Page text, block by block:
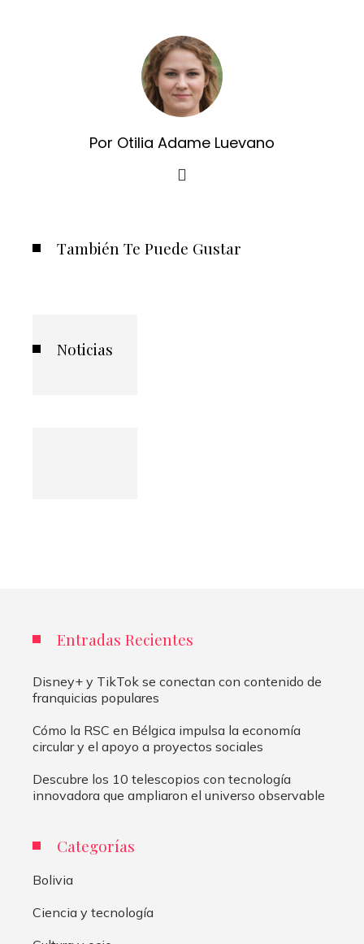
Por Otilia Adame Luevano
También Te Puede Gustar
Noticias
Entradas Recientes
Disney+ y TikTok se conectan con contenido de
franquicias populares
Cómo la RSC en Bélgica impulsa la economía
circular y el apoyo a proyectos sociales
Descubre los 10 telescopios con tecnología
innovadora que ampliaron el universo observable
Categorías
Bolivia
Ciencia y tecnología